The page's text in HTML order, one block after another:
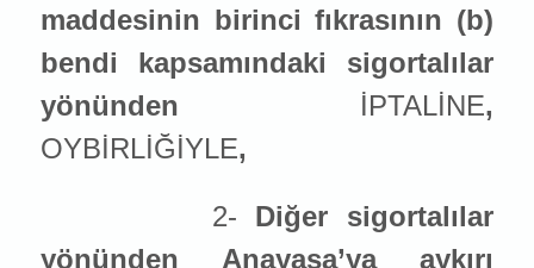
maddesinin birinci fıkrasının (b)
bendi kapsamındaki sigortalılar
yönünden İPTALİNE,
OYBİRLİĞİYLE,
2- Diğer sigortalılar
yönünden Anayasa’ya aykırı